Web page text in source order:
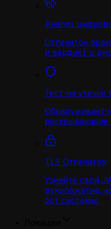
Анализ
Отпечаток
и вердикт о
Тест на утечки
Обнаруживает
раскрывающие
TLS Отпечаток
Узнайте свой
рукопожатие,
бот системы.